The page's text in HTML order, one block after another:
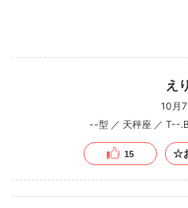
えり
10月7
--型 ／ 天秤座 ／
15 ☆